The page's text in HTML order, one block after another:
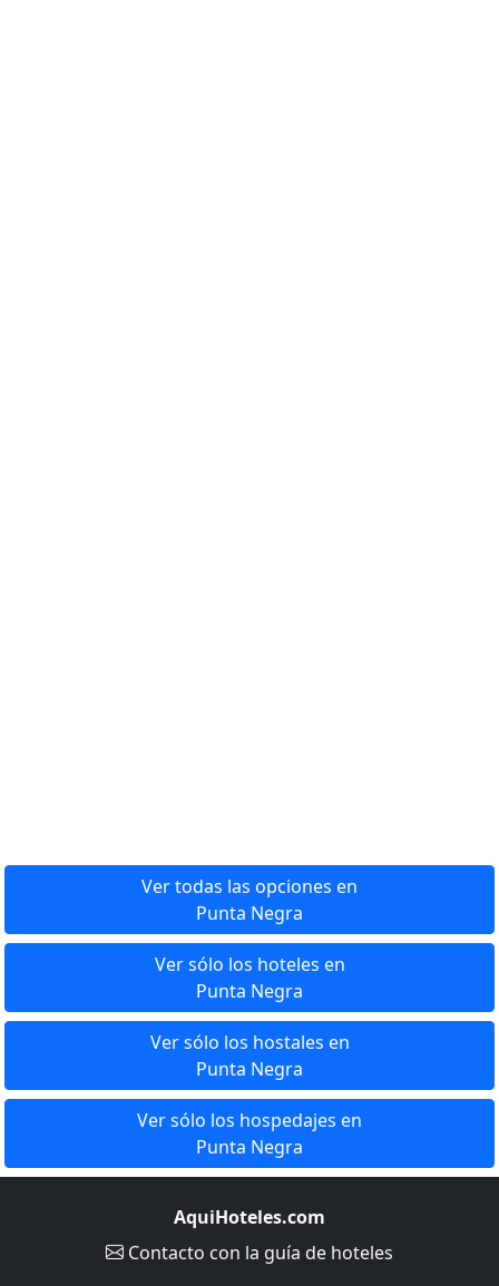
Ver todas las opciones en
Punta Negra
Ver sólo los hoteles en
Punta Negra
Ver sólo los hostales en
Punta Negra
Ver sólo los hospedajes en
Punta Negra
AquiHoteles.com
Contacto con la guía de hoteles